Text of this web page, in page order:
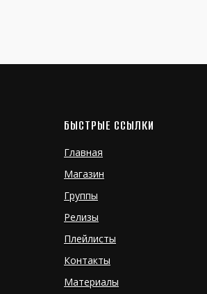
БЫСТРЫЕ ССЫЛКИ
Главная
Магазин
Группы
Релизы
Плейлисты
Контакты
Материалы